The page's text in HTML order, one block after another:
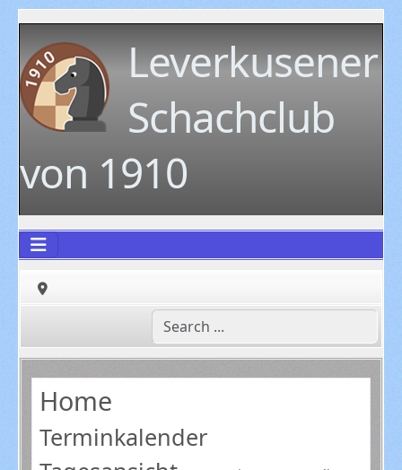
Leverkusener
Schachclub
von 1910
Home
Terminkalender